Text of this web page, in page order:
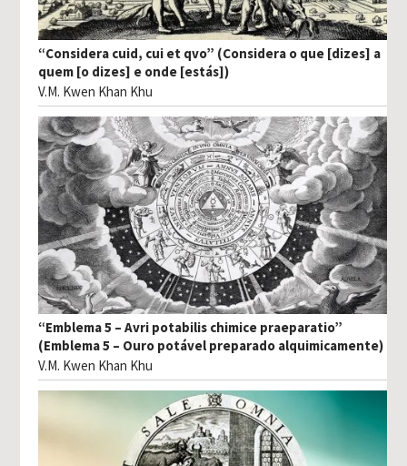
“Considera cuid, cui et qvo” (Considera o que [dizes] a
quem [o dizes] e onde [estás])
V.M. Kwen Khan Khu
“Emblema 5 – Avri potabilis chimice praeparatio”
(Emblema 5 – Ouro potável preparado alquimicamente)
V.M. Kwen Khan Khu